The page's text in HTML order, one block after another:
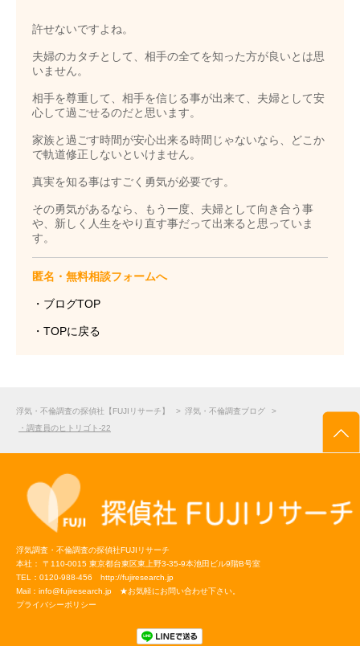
許せないですよね。
夫婦のカタチとして、相手の全てを知った方が良いとは思
いません。
相手を尊重して、相手を信じる事が出来て、夫婦として安
心して過ごせるのだと思います。
家族と過ごす時間が安心出来る時間じゃないなら、どこか
で軌道修正しないといけません。
真実を知る事はすごく勇気が必要です。
その勇気があるなら、もう一度、夫婦として向き合う事
や、新しく人生をやり直す事だって出来ると思っていま
す。
匿名・無料相談フォームへ
・ブログTOP
・TOPに戻る
浮気・不倫調査の探偵社【FUJIリサーチ】 > 浮気・不倫調査ブログ
>
・調査員のヒトリゴト-22
浮気調査・不倫調査の探偵社FUJIリサーチ
本社： 〒110-0015 東京都台東区東上野3-35-9本池田ビル9階B号室
TEL： 0120-988-456
http://fujiresearch.jp
Mail： info@fujiresearch.jp ★お気軽にお問い合わせ下さい。
プライバシーポリシー